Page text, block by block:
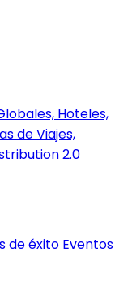
Hoteles,
de Viajes,
2.0
de éxito Eventos